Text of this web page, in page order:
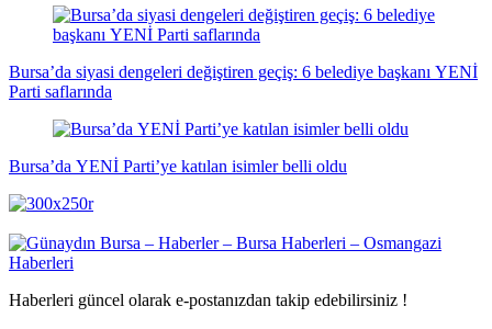
Bursa’da siyasi dengeleri değiştiren geçiş: 6 belediye başkanı YENİ
Parti saflarında
Bursa’da YENİ Parti’ye katılan isimler belli oldu
Haberleri güncel olarak e-postanızdan takip edebilirsiniz !